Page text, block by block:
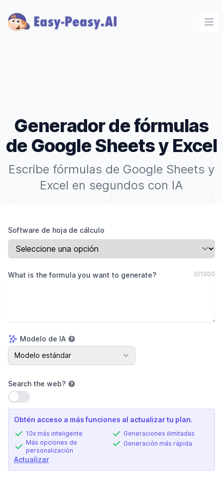
Generador de fórmulas
de Google Sheets y Excel
Escribe fórmulas de Google Sheets y
Excel en segundos con IA
Software de hoja de cálculo
What is the formula you want to generate? 0/1000
Modelo de IA
Modelo de IA
Modelo estándar
Search the web?
Usar configuración
Obtén acceso a más funciones al actualizar tu plan.
10x más inteligente
Más opciones de
personalización
Generaciones ilimitadas
Generación más rápida
Actualizar